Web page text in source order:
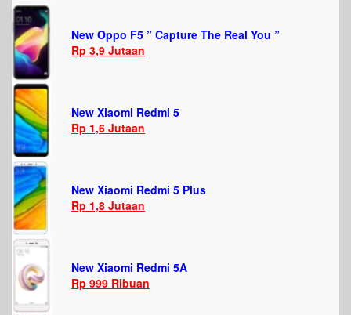
New Oppo F5 ” Capture The Real You ”
Rp 3,9 Jutaan
New Xiaomi Redmi 5
Rp 1,6 Jutaan
New Xiaomi Redmi 5 Plus
Rp 1,8 Jutaan
New Xiaomi Redmi 5A
Rp 999 Ribuan